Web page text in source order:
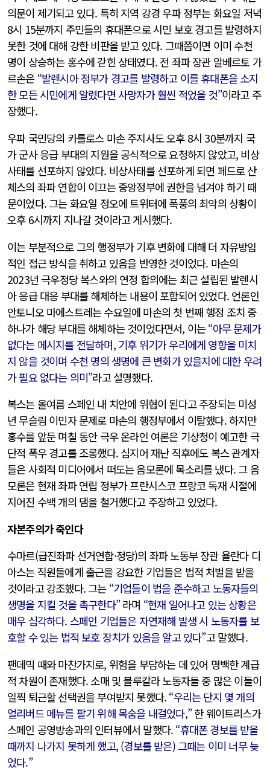
의문이 제기되고 있다. 특히 지역 강경 우파 정부는 화요일 저녁
8시 15분까지 주민들의 휴대폰으로 시민 보호 경고를 발령하지
못한 것에 대해 강한 비판을 받고 있다. 그때쯤이면 이미 수천
명이 상승하는 홍수에 갇힌 상태였다. 전 좌파 장관 알베르토 가
르손은 “발렌시아 정부가 경고를 발령하고 이를 휴대폰을 소지
한 모든 시민에게 알렸다면 사망자가 훨씬 적었을 것”이라고 주
장했다.
우파 국민당의 카를로스 마손 주지사도 오후 8시 30분까지 국
가 군사 응급 부대의 지원을 공식적으로 요청하지 않았고, 비상
사태를 선포하지 않았다. 비상사태를 선포하게 되면 페드로 산
체스의 좌파 연합이 이끄는 중앙정부에 권한을 넘겨야 하기 때
문이었다. 그는 화요일 정오에 트위터에 폭풍의 최악의 상황이
오후 6시까지 지나갈 것이라고 게시했다.
이는 부분적으로 그의 행정부가 기후 변화에 대해 더 자유방임
적인 접근 방식을 취하고 있음을 반영한 것이었다. 마손의
2023년 극우정당 복스와의 연정 합의에는 최근 설립된 발렌시
아 응급 대응 부대를 해체하는 내용이 포함되어 있었다. 언론인
안토니오 마에스트레는 수요일에 마손의 첫 번째 행정 조치 중
하나가 해당 부대를 해체하는 것이었다면서, 이는“아무 문제가
없다는 메시지를 전달하며, 기후 위기가 우리에게 영향을 미치
지 않을 것이며 수천 명의 생명에 큰 변화가 있을지에 대한 우려
가 필요 없다는 의미”라고 설명했다.
복스는 올여름 스페인 내 치안에 위협이 된다고 주장되는 미성
년 무슬림 이민자 문제로 마손의 행정부에서 이탈했다. 하지만
홍수를 앞둔 며칠 동안 극우 온라인 여론은 기상청이 예고한 극
단적 폭우 경고를 조롱했다. 심지어 재난 직후에도 복스 관계자
들은 사회적 미디어에서 떠도는 음모론에 목소리를 냈다. 그 음
모론은 현재 좌파 연립 정부가 프란시스코 프랑코 독재 시절에
지어진 수백 개의 댐을 철거했다고 주장하고 있었다.
자본주의가 죽인다
수마르(급진좌파 선거연합·정당)의 좌파 노동부 장관 욜란다 디
아스는 직원들에게 출근을 강요한 기업들은 법적 처벌을 받을
것이라고 강조했다. 그는“기업들이 법을 준수하고 노동자들의
생명을 지킬 것을 촉구한다”라며 “현재 일어나고 있는 상황은
매우 심각하다. 스페인 기업들은 자연재해 발생 시 노동자를 보
호할 수 있는 법적 보호 장치가 있음을 알고 있다”고 말했다.
팬데믹 때와 마찬가지로, 위험을 부담하는 데 있어 명백한 계급
적 차원이 존재했다. 소매 및 블루칼라 노동자들 중 많은 이들이
일찍 퇴근할 선택권을 부여받지 못했다. “우리는 단지 몇 개의
얼리버드 메뉴를 팔기 위해 목숨을 내걸었다,”한 웨이트리스가
스페인 공영방송과의 인터뷰에서 말했다. “휴대폰 경보를 받을
때까지 나가지 못하게 했고, (경보를 받은) 그때는 이미 너무 늦
었다.”